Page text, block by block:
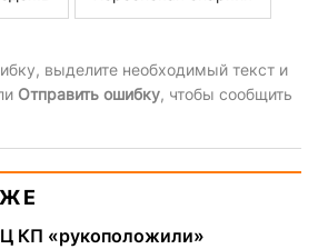
выделите необходимый текст и
Отправить ошибку, чтобы сообщить
КП «рукоположили»